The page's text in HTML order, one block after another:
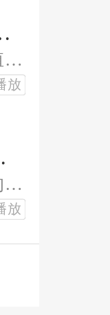
六驿站制作
从边市贸易到皇家学院，从基建狂魔到海外殖民，他喷着喷着，竟喷出一个日不落帝国！想知道这位"优秀青年"如何用一张嘴搅动风云
放
怖悬疑
全球闹鬼，鬼还杀不死。想活命就得弄清它的杀人规矩，或者把自己也变成鬼。
放